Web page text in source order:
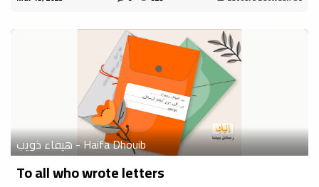
هيفاء ذويب - Haifa Dhouib
To all who wrote letters